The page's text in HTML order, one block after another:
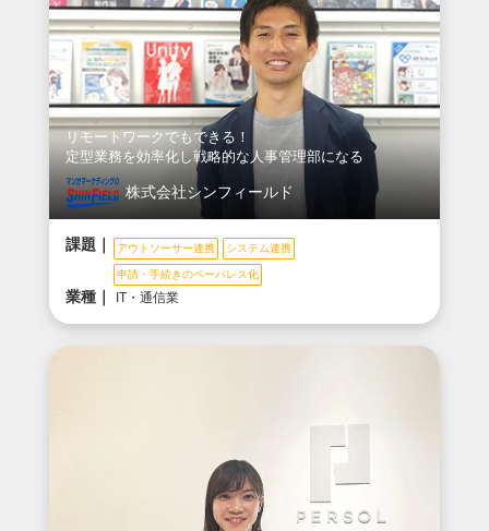
リモートワークでもできる！
定型業務を効率化し戦略的な人事管理部になる
株式会社シンフィールド
課題｜ アウトソーサー連携 システム連携
申請・手続きのペーパレス化
業種｜ IT・通信業